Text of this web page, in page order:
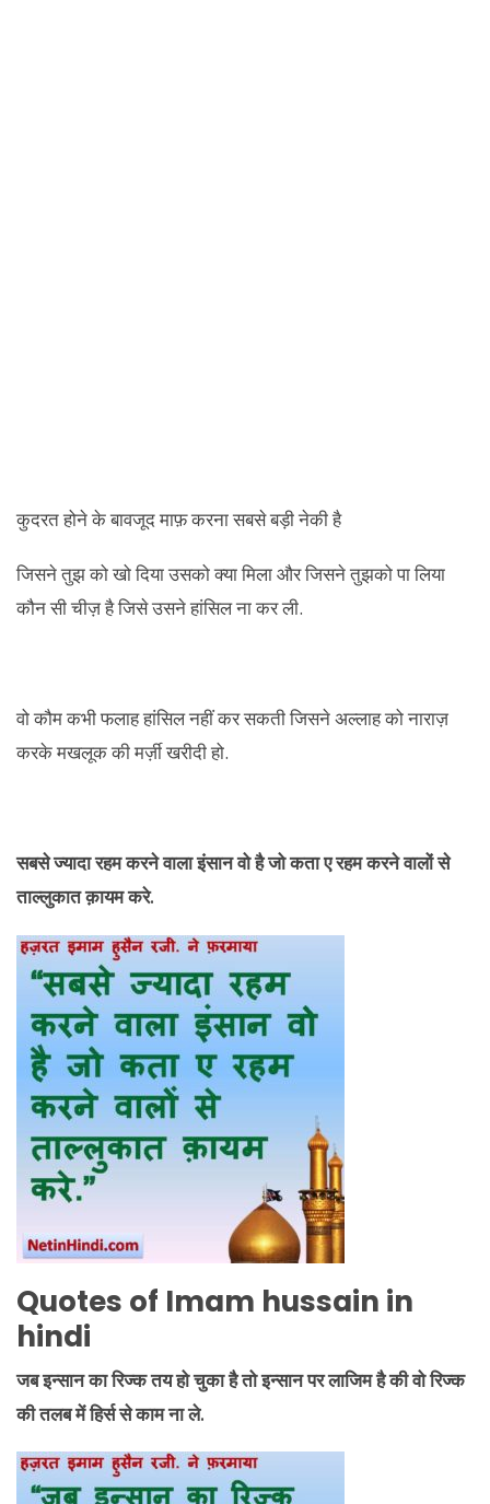
कुदरत होने के बावजूद माफ़ करना सबसे बड़ी नेकी है
जिसने तुझ को खो दिया उसको क्या मिला और जिसने तुझको पा लिया
कौन सी चीज़ है जिसे उसने हांसिल ना कर ली.
वो कौम कभी फलाह हांसिल नहीं कर सकती जिसने अल्लाह को नाराज़
करके मखलूक की मर्ज़ी खरीदी हो.
सबसे ज्यादा रहम करने वाला इंसान वो है जो कता ए रहम करने वालों से
ताल्लुकात क़ायम करे.
Quotes of Imam hussain in
hindi
जब इन्सान का रिज्क तय हो चुका है तो इन्सान पर लाजिम है की वो रिज्क
की तलब में हिर्स से काम ना ले.